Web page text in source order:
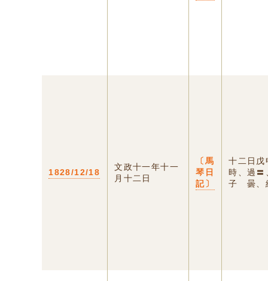
1828/12/18
文政十一年十一
月十二日
〔馬
琴日
記〕
十二日
時、過
子 曇、